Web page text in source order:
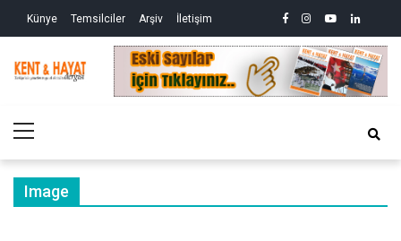
Künye Temsilciler Arşiv İletişim facebook
instagram
youtubelinkedin
ve
Kent&Hayat
Yönetim ve Genel Aktüalite Dergisi
Menu
Image